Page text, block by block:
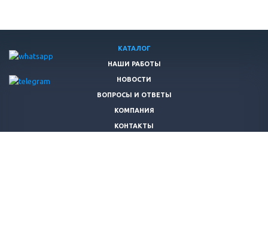
КАТАЛОГ
НАШИ РАБОТЫ
НОВОСТИ
ВОПРОСЫ И ОТВЕТЫ
КОМПАНИЯ
КОНТАКТЫ